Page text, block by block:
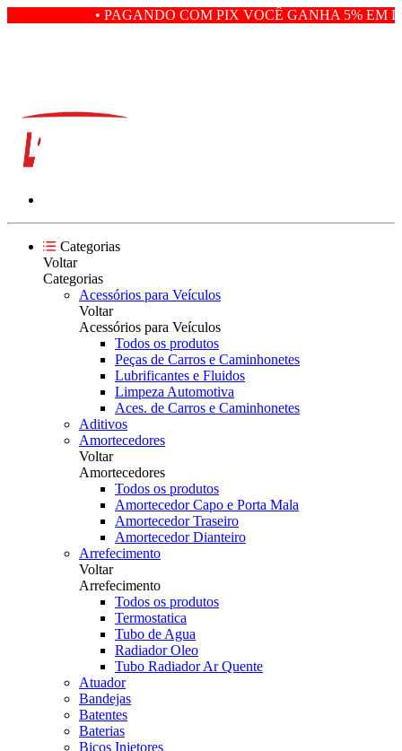
• PAGANDO COM PIX VOCÊ GANHA 5% EM
Categorias
Voltar
Categorias
Acessórios para Veículos
Voltar
Acessórios para Veículos
Todos os produtos
Peças de Carros e Caminhonetes
Lubrificantes e Fluidos
Limpeza Automotiva
Aces. de Carros e Caminhonetes
Aditivos
Amortecedores
Voltar
Amortecedores
Todos os produtos
Amortecedor Capo e Porta Mala
Amortecedor Traseiro
Amortecedor Dianteiro
Arrefecimento
Voltar
Arrefecimento
Todos os produtos
Termostatica
Tubo de Agua
Radiador Oleo
Tubo Radiador Ar Quente
Atuador
Bandejas
Batentes
Baterias
Bicos Injetores